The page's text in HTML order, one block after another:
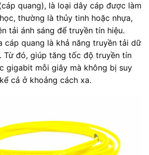
quang), là loại dây cáp được làm
thường là thủy tinh hoặc nhựa,
tải ánh sáng để truyền tín hiệu.
cáp quang là khả năng truyền tải dữ
Từ đó, giúp tăng tốc độ truyền tín
gigabit mỗi giây mà không bị suy
cả ở khoảng cách xa.